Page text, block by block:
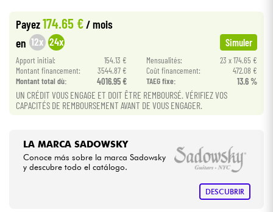
HiFi
Bundle
Ver nuestras marcas
Payez174.65 € / mois
en 12x 24x Simuler
Apport initial: 154.13 € Mensualités:
23 x 174.65 €
Montant financement:
3544.87 € Coût financement:
472.08 €
Montant total dù:
4016.95 € TAEG fixe: 13.6 %
UN CRÉDIT VOUS ENGAGE ET DOIT ÊTRE REMBOURSÉ. VÉRIFIEZ VOS
CAPACITÉS DE REMBOURSEMENT AVANT DE VOUS ENGAGER.
LA MARCA SADOWSKY
Conoce más sobre la marca Sadowsky
y descubre todo el catálogo.
DESCUBRIR